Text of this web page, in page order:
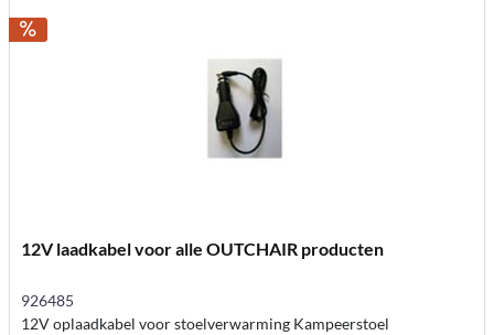
12V laadkabel voor alle OUTCHAIR producten
926485
12V oplaadkabel voor stoelverwarming Kampeerstoel